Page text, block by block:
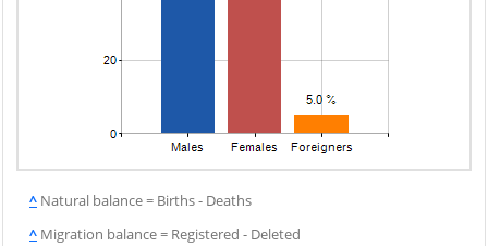
^ Natural balance = Births - Deaths
^ Migration balance = Registered - Deleted